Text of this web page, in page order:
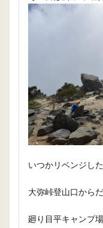
いつかリベンジした
大弥峠登山口から
廻り目平キャンプ